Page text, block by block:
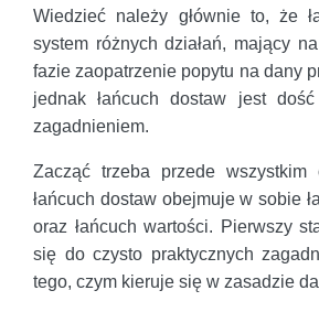
Wiedzieć należy głównie to, że
system różnych działań, mający
fazie zaopatrzenie popytu na dany
jednak łańcuch dostaw jest dość
zagadnieniem.
Zacząć trzeba przede
łańcuch dostaw obejmuje w sobie
oraz łańcuch wartości. Pierwszy
się do czysto praktycznych
tego, czym kieruje się w zasadzie